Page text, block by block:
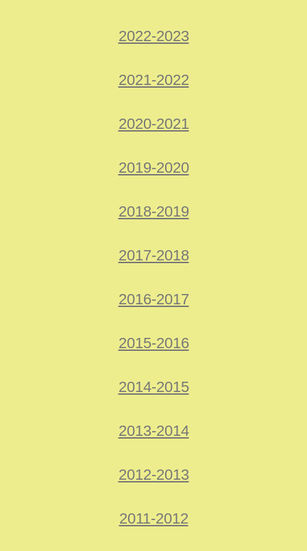
2022-2023
2021-2022
2020-2021
2019-2020
2018-2019
2017-2018
2016-2017
2015-2016
2014-2015
2013-2014
2012-2013
2011-2012